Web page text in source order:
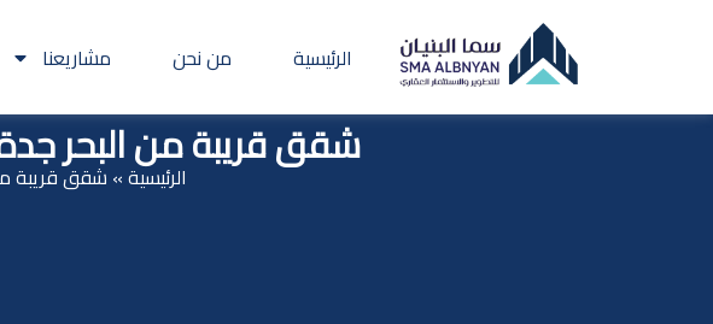
الرئيسية من نحن مشاريعنا
شقق قريبة من البحر
الرئيسية» شقق قريبة